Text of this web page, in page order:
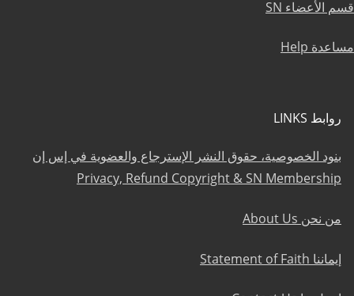
قسم الأعضاء SN
مساعدة Help
روابط LINKS
بنود الخصوصية، حقوق النشر الإسترجاع والعضوية في إس إن
Privacy, Refund Copyright & SN Membership
من نحن About Us
إيماننا Statement of Faith